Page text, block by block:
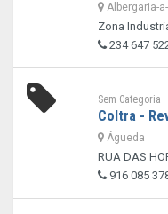
Albergaria-
Zona
234 647
Sem Categoria
Coltra -
Águeda
RUA DAS
916 085